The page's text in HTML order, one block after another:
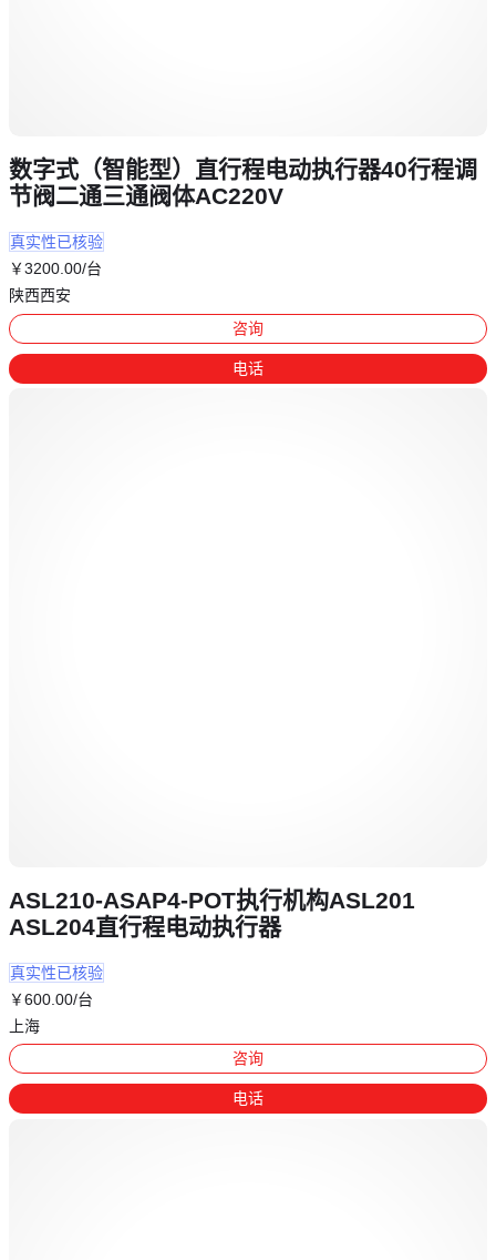
数字式（智能型）直行程电动执行器40行程调
节阀二通三通阀体AC220V
真实性已核验
￥3200 .00/台
陕西西安
咨询
电话
ASL210-ASAP4-POT执行机构ASL201
ASL204直行程电动执行器
真实性已核验
￥600 .00/台
上海
咨询
电话